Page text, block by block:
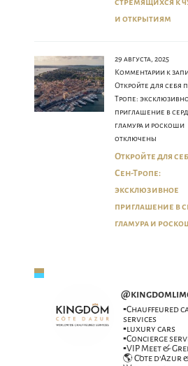
стремящихся к
и открытиям
29 августа, 2025
Комментарии к
Откройте для себя
Тропе:
приглашение в
гламура и роскоши
отключены
Откройте для
Сен-Тропе:
эксклюзивное
приглашение в
гламура и
@
▪️Chauffeured
services
▪️luxury cars
▪️Concierge
▪️VIP Meet &
🌎 Côte d’Azur